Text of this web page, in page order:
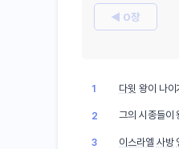
◀ 0장
1 다윗 왕이 나이
2 그의 시종들이
3 이스라엘 사방